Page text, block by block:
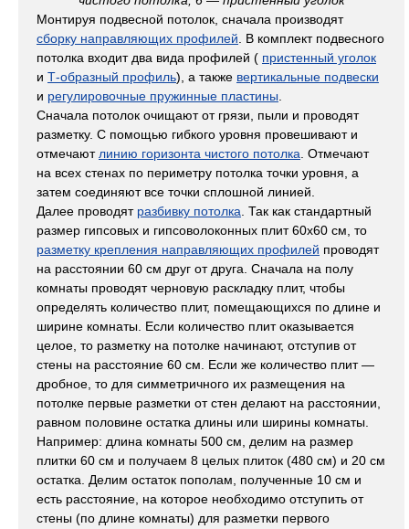
Монтируя подвесной потолок, сначала производят
сборку направляющих профилей. В комплект подвесного
потолка входит два вида профилей ( пристенный уголок
и Т-образный профиль), а также вертикальные подвески
и регулировочные пружинные пластины.
Сначала потолок очищают от грязи, пыли и проводят
разметку. С помощью гибкого уровня провешивают и
отмечаютлинию горизонта чистого потолка. Отмечают
на всех стенах по периметру потолка точки уровня, а
затем соединяют все точки сплошной линией.
Далее проводят разбивку потолка. Так как стандартный
размер гипсовых и гипсоволоконных плит 60x60 см, то
разметку крепления направляющих профилей проводят
на расстоянии 60 см друг от друга. Сначала на полу
комнаты проводят черновую раскладку плит, чтобы
определять количество плит, помещающихся по длине и
ширине комнаты. Если количество плит оказывается
целое, то разметку на потолке начинают, отступив от
стены на расстояние 60 см. Если же количество плит —
дробное, то для симметричного их размещения на
потолке первые разметки от стен делают на расстоянии,
равном половине остатка длины или ширины комнаты.
Например: длина комнаты 500 см, делим на размер
плитки 60 см и получаем 8 целых плиток (480 см) и 20 см
остатка. Делим остаток пополам, полученные 10 см и
есть расстояние, на которое необходимо отступить от
стены (по длине комнаты) для разметки первого